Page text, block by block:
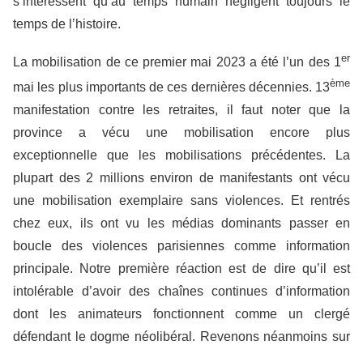
temps de l’histoire.
La mobilisation de ce premier mai 2023 a été l’un des 1er
mai les plus importants de ces dernières décennies. 13ème
manifestation contre les retraites, il faut noter que la
province a vécu une mobilisation encore plus
exceptionnelle que les mobilisations précédentes. La
plupart des 2 millions environ de manifestants ont vécu
une mobilisation exemplaire sans violences. Et rentrés
chez eux, ils ont vu les médias dominants passer en
boucle des violences parisiennes comme information
principale. Notre première réaction est de dire qu’il est
intolérable d’avoir des chaînes continues d’information
dont les animateurs fonctionnent comme un clergé
défendant le dogme néolibéral. Revenons néanmoins sur